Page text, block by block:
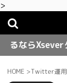
>
クイック
HOME >Twitter運用